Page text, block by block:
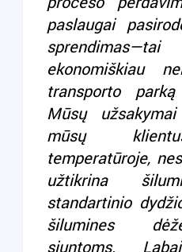
paslaugai
ekonomiškiau
transporto
Mūsų
mūsų
temperatūroje,
užtikrina
standartinio
šilumines
siuntoms.